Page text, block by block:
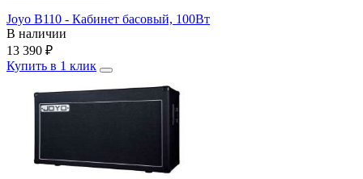
Joyo B110 - Кабинет басовый, 100Вт
В наличии
13 390 ₽
Купить в 1 клик